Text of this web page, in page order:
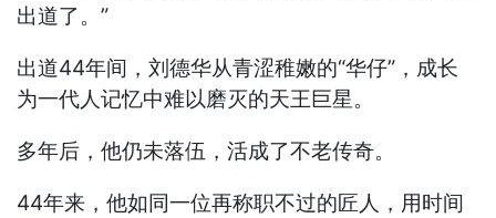
出道了。”
出道44年间，刘德华从青涩稚嫩的“华仔”，成长
为一代人记忆中难以磨灭的天王巨星。
多年后，他仍未落伍，活成了不老传奇。
44年来，他如同一位再称职不过的匠人，用时间